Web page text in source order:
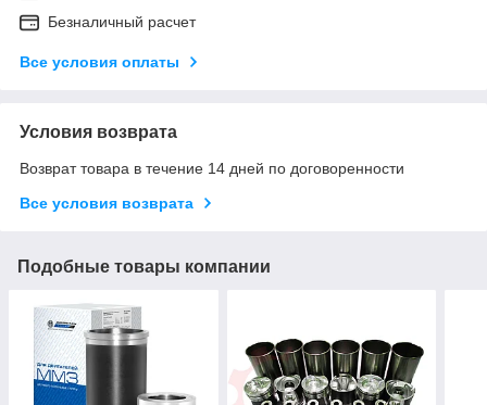
Безналичный расчет
Все условия оплаты
Условия возврата
Возврат товара в течение 14 дней по договоренности
Все условия возврата
Подобные товары компании